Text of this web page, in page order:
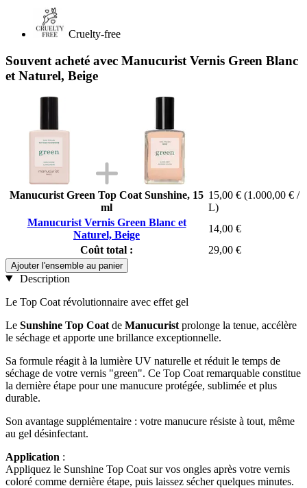
Cruelty-free
Souvent acheté avec Manucurist Vernis Green Blanc
et Naturel, Beige
Manucurist Green Top Coat Sunshine, 15
ml
15,00 € (1.000,00 € /
L)
Manucurist Vernis Green Blanc et
Naturel, Beige
14,00 €
Coût total :
29,00 €
Ajouter l'ensemble au panier
Description
Le Top Coat révolutionnaire avec effet gel
Le Sunshine Top Coat de Manucurist prolonge la tenue, accélère
le séchage et apporte une brillance exceptionnelle.
Sa formule réagit à la lumière UV naturelle et réduit le temps de
séchage de votre vernis "green". Ce Top Coat remarquable constitue
la dernière étape pour une manucure protégée, sublimée et plus
durable.
Son avantage supplémentaire : votre manucure résiste à tout, même
au gel désinfectant.
Application :
Appliquez le Sunshine Top Coat sur vos ongles après votre vernis
coloré comme dernière étape, puis laissez sécher quelques minutes.